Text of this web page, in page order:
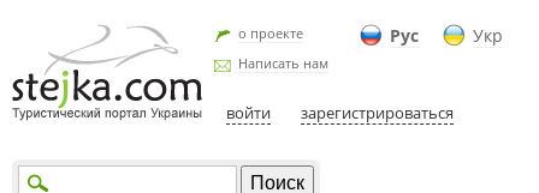
Рус Укр
о проекте
Написать нам
войти зарегистрироваться